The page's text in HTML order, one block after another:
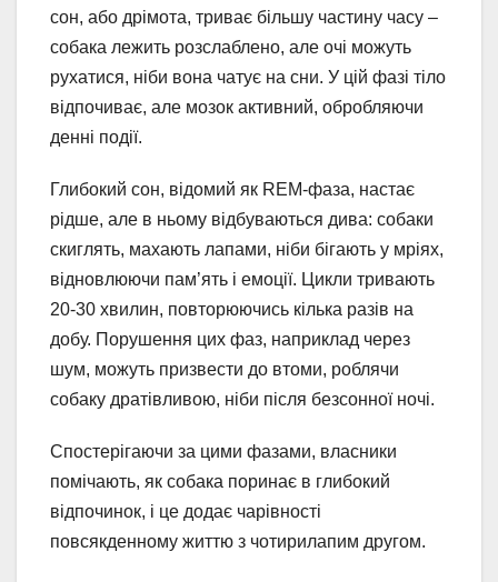
сон, або дрімота, триває більшу частину часу –
собака лежить розслаблено, але очі можуть
рухатися, ніби вона чатує на сни. У цій фазі тіло
відпочиває, але мозок активний, обробляючи
денні події.
Глибокий сон, відомий як REM-фаза, настає
рідше, але в ньому відбуваються дива: собаки
скиглять, махають лапами, ніби бігають у мріях,
відновлюючи пам’ять і емоції. Цикли тривають
20-30 хвилин, повторюючись кілька разів на
добу. Порушення цих фаз, наприклад через
шум, можуть призвести до втоми, роблячи
собаку дратівливою, ніби після безсонної ночі.
Спостерігаючи за цими фазами, власники
помічають, як собака поринає в глибокий
відпочинок, і це додає чарівності
повсякденному життю з чотирилапим другом.